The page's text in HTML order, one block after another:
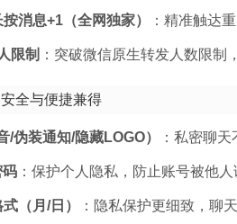
消息+1（全网独家） ：精准触达
限制 ：突破微信原生转发人数限制
全与便捷兼得
伪装通知/隐藏LOGO） ：私密聊天
码：保护个人隐私，防止账号被他人
（月/日） ：隐私保护更细致，聊